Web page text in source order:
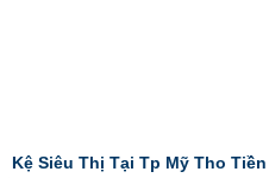
Kệ Siêu Thị Tại Tp Mỹ Tho